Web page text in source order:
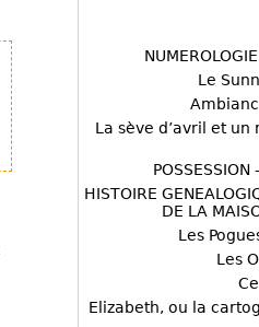
Le
La sève d’avril et
POSSESSION -
HISTOIRE
DE LA
Les
Les
Elizabeth, ou la